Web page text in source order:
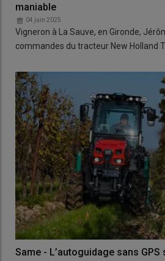
maniable
04 juin 2025
Vigneron à La Sauve, en Gironde,
commandes du tracteur New Holland
Same - L’autoguidage sans